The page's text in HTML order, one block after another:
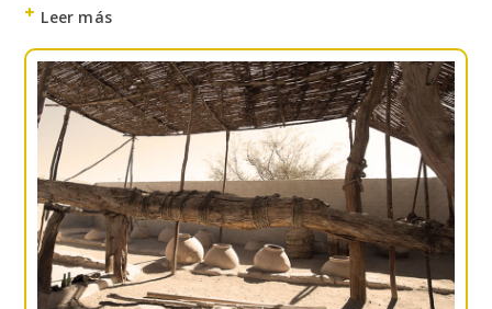
Leer más